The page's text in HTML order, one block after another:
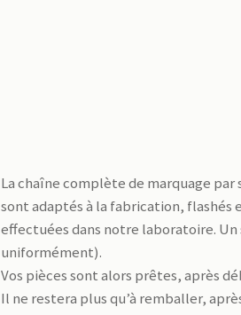
La chaîne complète de marquage
sont adaptés à la fabrication, flashés
effectuées dans notre laboratoire.
uniformément).
Vos pièces sont alors prêtes, après
Il ne restera plus qu’à remballer,